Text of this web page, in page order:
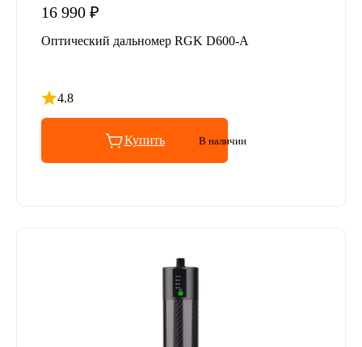
16 990 ₽
Оптический дальномер RGK D600-A
4.8
Рейтинг 4.8 из 5
Купить В наличии